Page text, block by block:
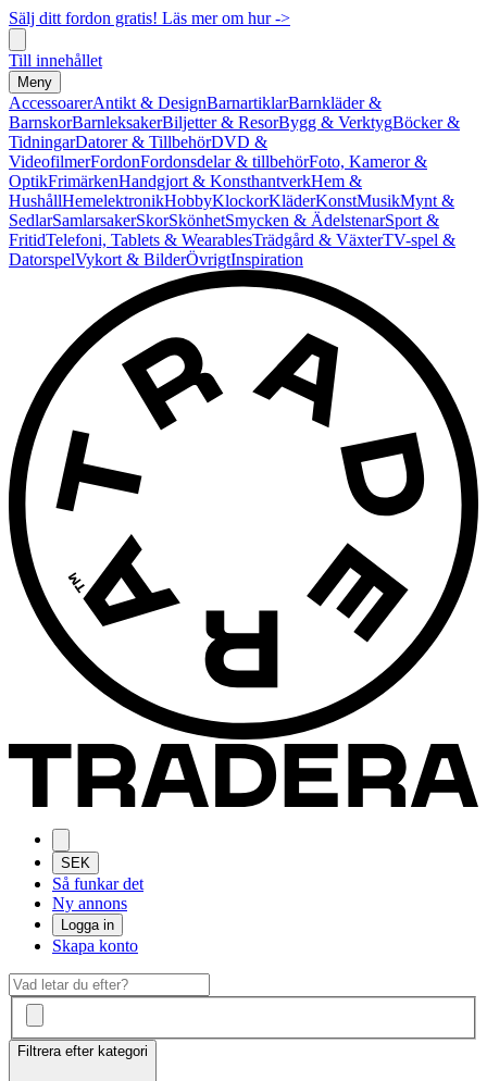
Sälj ditt fordon gratis! Läs mer om hur ->
Till innehållet
Meny
AccessoarerAntikt & DesignBarnartiklarBarnkläder &
BarnskorBarnleksakerBiljetter & ResorBygg & VerktygBöcker &
TidningarDatorer & TillbehörDVD &
VideofilmerFordonFordonsdelar & tillbehörFoto, Kameror &
OptikFrimärkenHandgjort & KonsthantverkHem &
HushållHemelektronikHobbyKlockorKläderKonstMusikMynt &
SedlarSamlarsakerSkorSkönhetSmycken & ÄdelstenarSport &
FritidTelefoni, Tablets & WearablesTrädgård & VäxterTV-spel &
DatorspelVykort & BilderÖvrigtInspiration
SEK
Så funkar det
Ny annons
Logga in
Skapa konto
Filtrera efter kategori